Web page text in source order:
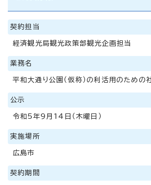
契約担当
経済観光局観光政策部観光企画担当
業務名
平和大通り公園（仮称）の利活用のための
公示
令和5年9月14日（木曜日）
実施場所
広島市
契約期間